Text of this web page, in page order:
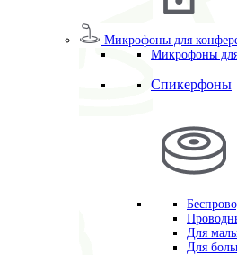
Микрофоны для
Микрофоны
Спикерфоны
Для
Для